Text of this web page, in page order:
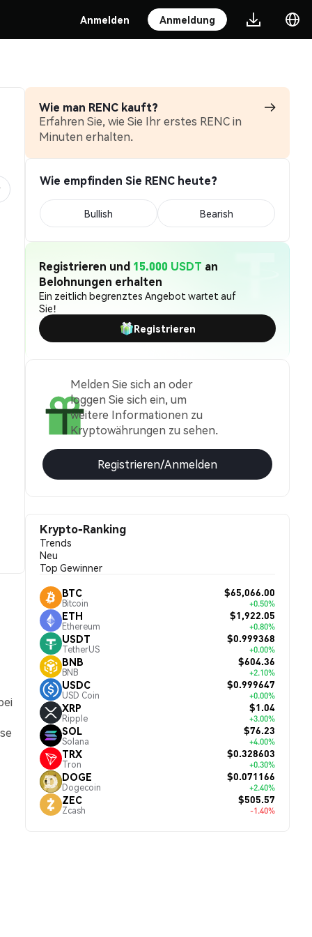
Anmelden Anmeldung
Wie man RENC kauft?
Erfahren Sie, wie Sie Ihr erstes RENC in
Minuten erhalten.
Wie empfinden Sie RENC heute?
Bullish Bearish
Registrieren und 15.000 USDT an
Belohnungen erhalten
Ein zeitlich begrenztes Angebot wartet auf
Sie!
Registrieren
Melden Sie sich an oder
loggen Sie sich ein, um
weitere Informationen zu
Kryptowährungen zu sehen.
Registrieren/Anmelden
Krypto-Ranking
Trends
Neu
Top Gewinner
BTC
Bitcoin
$65,066.00
+0.50%
ETH
Ethereum
$1,922.05
+0.80%
USDT
TetherUS
$0.999368
+0.00%
BNB
BNB
$604.36
+2.10%
USDC
USD Coin
$0.999647
+0.00%
XRP
Ripple
$1.04
+3.00%
SOL
Solana
$76.23
+4.00%
TRX
Tron
$0.328603
+0.30%
DOGE
Dogecoin
$0.071166
+2.40%
ZEC
Zcash
$505.57
-1.40%